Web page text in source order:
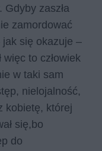
Gdyby zaszła
zamordować
się okazuje –
więc to człowiek
w taki sam
nielojalność,
kobietę, której
się,bo
do